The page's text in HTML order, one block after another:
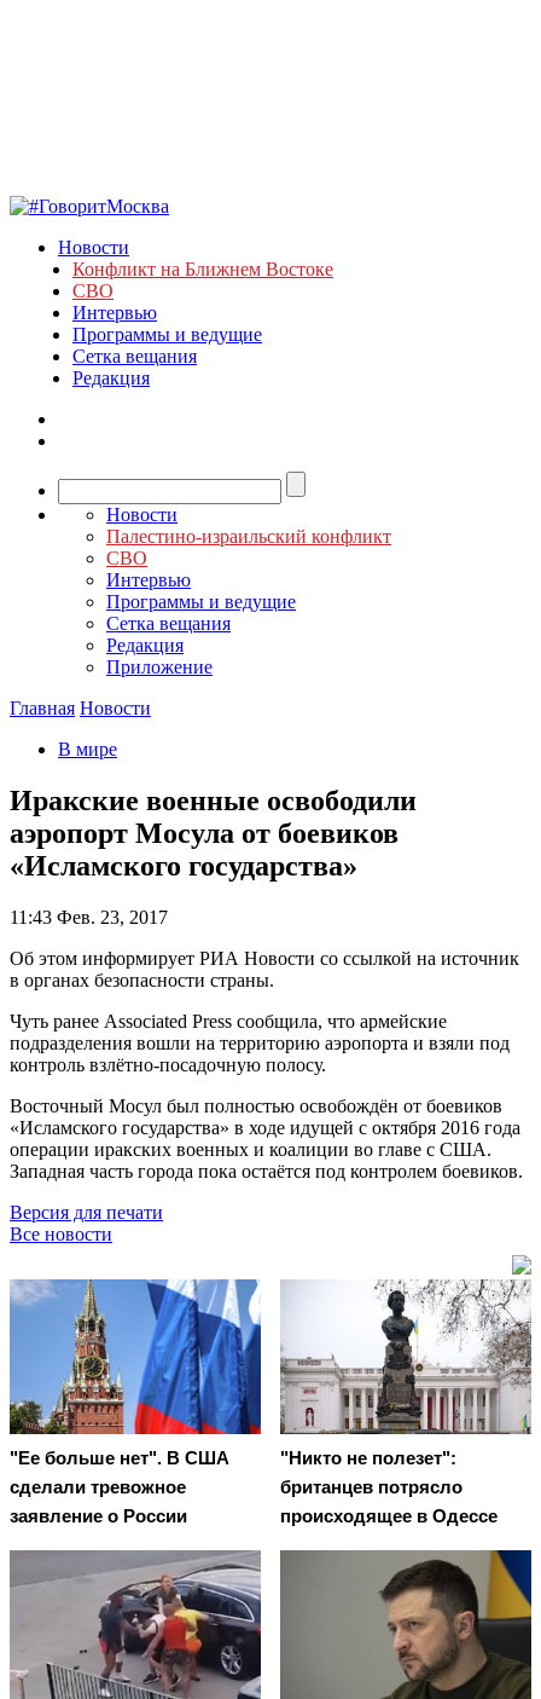
Новости
Конфликт на Ближнем Востоке
СВО
Интервью
Программы и ведущие
Сетка вещания
Редакция
Новости
Палестино-израильский конфликт
СВО
Интервью
Программы и ведущие
Сетка вещания
Редакция
Приложение
Главная Новости
В мире
Иракские военные освободили
аэропорт Мосула от боевиков
«Исламского государства»
11:43 Фев. 23, 2017
Об этом информирует РИА Новости со ссылкой на источник
в органах безопасности страны.
Чуть ранее Associated Press сообщила, что армейские
подразделения вошли на территорию аэропорта и взяли под
контроль взлётно-посадочную полосу.
Восточный Мосул был полностью освобождён от боевиков
«Исламского государства» в ходе идущей с октября 2016 года
операции иракских военных и коалиции во главе с США.
Западная часть города пока остаётся под контролем боевиков.
Версия для печати
Все новости
"Ее больше нет". В США
сделали тревожное
заявление о России
"Никто не полезет":
британцев потрясло
происходящее в Одессе